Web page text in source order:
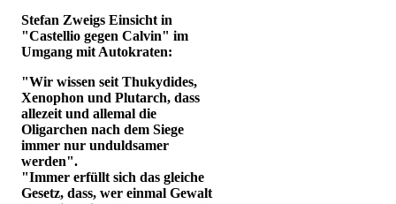
Stefan Zweigs Einsicht in
"Castellio gegen Calvin" im
Umgang mit Autokraten:
"Wir wissen seit Thukydides,
Xenophon und Plutarch, dass
allezeit und allemal die
Oligarchen nach dem Siege
immer nur unduldsamer
werden".
"Immer erfüllt sich das gleiche
Gesetz, dass, wer einmal Gewalt